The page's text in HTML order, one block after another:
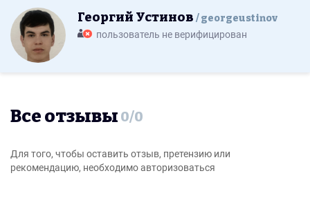
Георгий Устинов georgeustinov
пользователь не верифицирован
Все отзывы 0/0
Для того, чтобы оставить отзыв, претензию или
рекомендацию, необходимо авторизоваться